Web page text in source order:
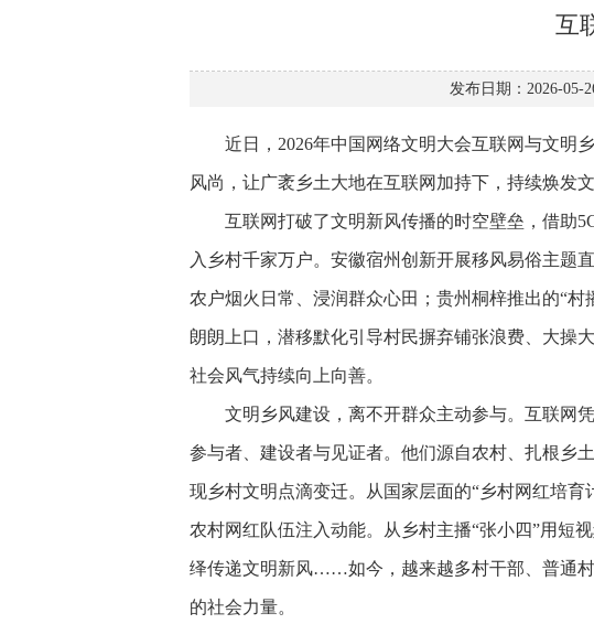
互
发布日期：2026-05-
近日，2026年中国网络文明大会互联网与文明
风尚，让广袤乡土大地在互联网加持下，持续焕发
互联网打破了文明新风传播的时空壁垒，借助
入乡村千家万户。安徽宿州创新开展移风易俗主题
农户烟火日常、浸润群众心田；贵州桐梓推出的“
朗朗上口，潜移默化引导村民摒弃铺张浪费、大操
社会风气持续向上向善。
文明乡风建设，离不开群众主动参与。互联网
参与者、建设者与见证者。他们源自农村、扎根乡
现乡村文明点滴变迁。从国家层面的“乡村网红培
农村网红队伍注入动能。从乡村主播“张小四”用短
绎传递文明新风……如今，越来越多村干部、普通
的社会力量。